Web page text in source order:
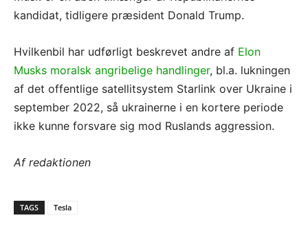
kandidat, tidligere præsident Donald Trump.
Hvilkenbil har udførligt beskrevet andre af Elon
Musks moralsk angribelige handlinger, bl.a. lukningen
af det offentlige satellitsystem Starlink over Ukraine i
september 2022, så ukrainerne i en kortere periode
ikke kunne forsvare sig mod Ruslands aggression.
Af redaktionen
TAGS Tesla